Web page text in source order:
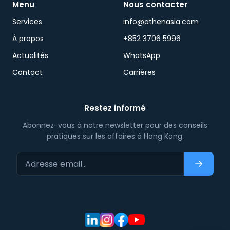
Menu
Services
À propos
Actualités
Contact
Nous contacter
info@athenasia.com
+852 3706 5996
WhatsApp
Carrières
Restez informé
Abonnez-vous à notre newsletter pour des conseils
pratiques sur les affaires à Hong Kong.